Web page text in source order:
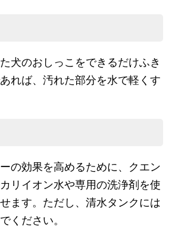
犬のおしっこをできるだけふき
れば、汚れた部分を水で軽くす
の効果を高めるために、クエン
リイオン水や専用の洗浄剤を使
ます。ただし、清水タンクには
ください。